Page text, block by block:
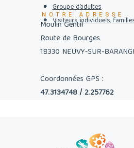
Groupe d’adultes
Visiteurs individuels,
NOTRE ADRESSE
Moulin Gentil
Route de Bourges
18330 NEUVY-SUR-
Coordonnées GPS :
47.3134748 / 2.257762